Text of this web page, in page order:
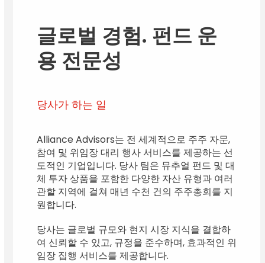
글로벌 경험. 펀드 운
용 전문성
당사가 하는 일
Alliance Advisors는 전 세계적으로 주주 자문,
참여 및 위임장 대리 행사 서비스를 제공하는 선
도적인 기업입니다. 당사 팀은 뮤추얼 펀드 및 대
체 투자 상품을 포함한 다양한 자산 유형과 여러
관할 지역에 걸쳐 매년 수천 건의 주주총회를 지
원합니다.
당사는 글로벌 규모와 현지 시장 지식을 결합하
여 신뢰할 수 있고, 규정을 준수하며, 효과적인 위
임장 집행 서비스를 제공합니다.